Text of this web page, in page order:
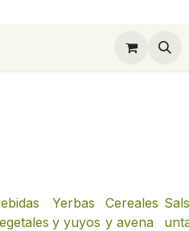
Yerbas
y yuyos
Cereales
y avena